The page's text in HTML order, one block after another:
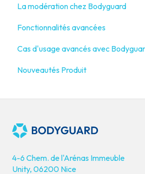
Qu'est-ce que Bodyguard ?
La modération chez Bodyguard
Fonctionnalités avancées
Cas d'usage avancés avec
Nouveautés Produit
4-6 Chem. de l'Arénas Immeuble
Unity, 06200 Nice